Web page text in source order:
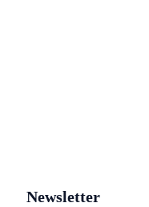
Newsletter